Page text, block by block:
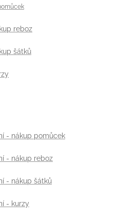
reboz
šátků
- nákup pomůcek
- nákup reboz
- nákup šátků
- kurzy